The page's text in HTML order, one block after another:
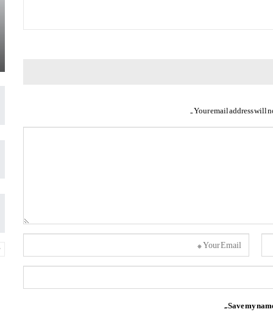
Your email address will
Save my